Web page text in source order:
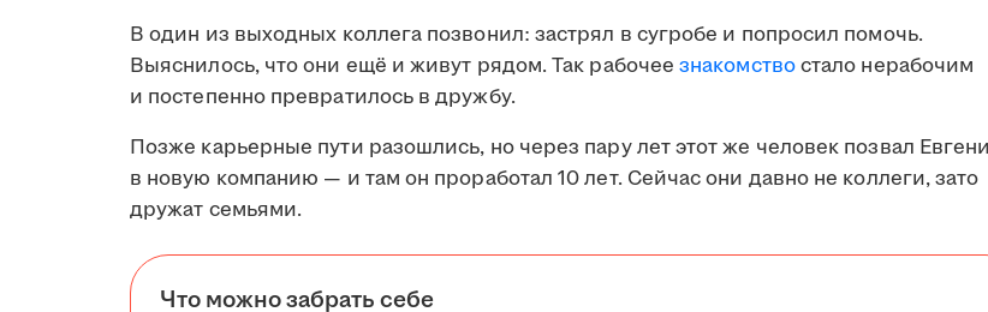
В один из выходных коллега позвонил: застрял в сугробе и попросил помочь.
Выяснилось, что они ещё и живут рядом. Так рабочеезнакомствостало нерабочим
и постепенно превратилось в дружбу.
Позже карьерные пути разошлись, но через пару лет этот же человек позвал
в новую компанию — и там он проработал 10 лет. Сейчас они давно не коллеги, зато
дружат семьями.
Что можно забрать себе